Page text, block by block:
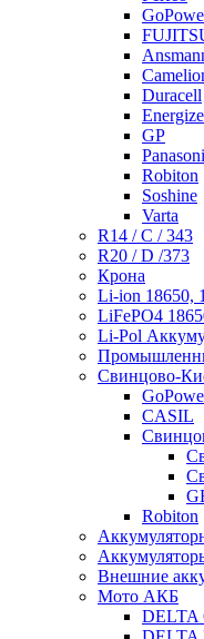
Duracell
GP
Robiton
Soshine
Varta
R14 / C / 343
R20 / D /373
Крона
Li-ion 18650,
LiFePO4
Li-Pol
Свинцово-
CASIL
Robiton
Внешние
Мото АКБ
DELTA